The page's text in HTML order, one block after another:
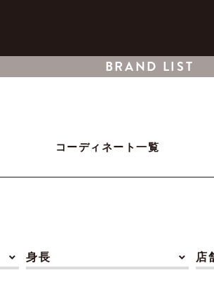
BRAND LIST
コーディネート一覧
身長 店